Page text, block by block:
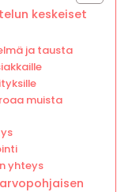
keskeiset
ja tausta
muista
yhteys